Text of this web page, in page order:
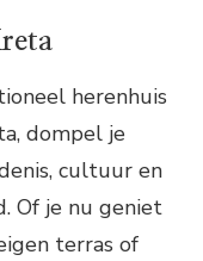
herenhuis
dompel je
cultuur en
Of je nu geniet
terras of